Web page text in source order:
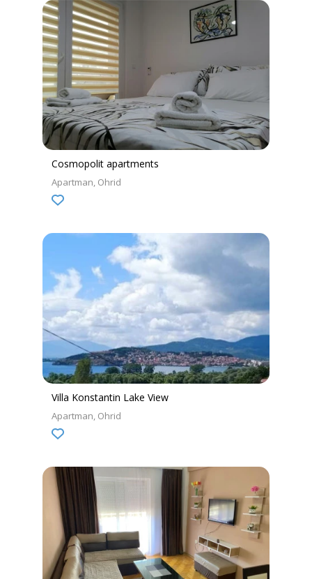
Cosmopolit apartments
Apartman Ohrid
Villa Konstantin Lake View
Apartman Ohrid